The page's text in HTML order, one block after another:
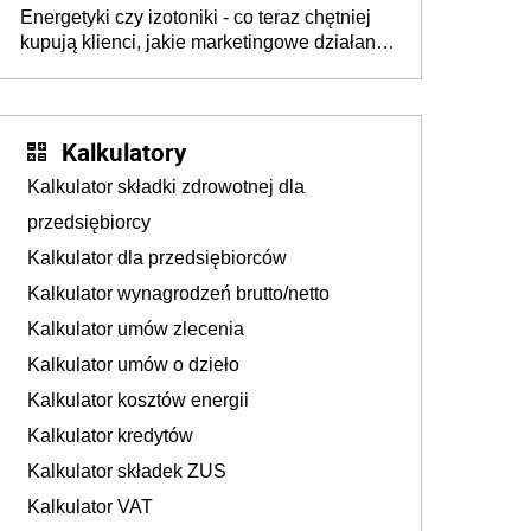
Energetyki czy izotoniki - co teraz chętniej
kupują klienci, jakie marketingowe działania
Kalkulatory
Kalkulator składki zdrowotnej dla
przedsiębiorcy
Kalkulator dla przedsiębiorców
Kalkulator wynagrodzeń brutto/netto
Kalkulator umów zlecenia
Kalkulator umów o dzieło
Kalkulator kosztów energii
Kalkulator kredytów
Kalkulator składek ZUS
Kalkulator VAT